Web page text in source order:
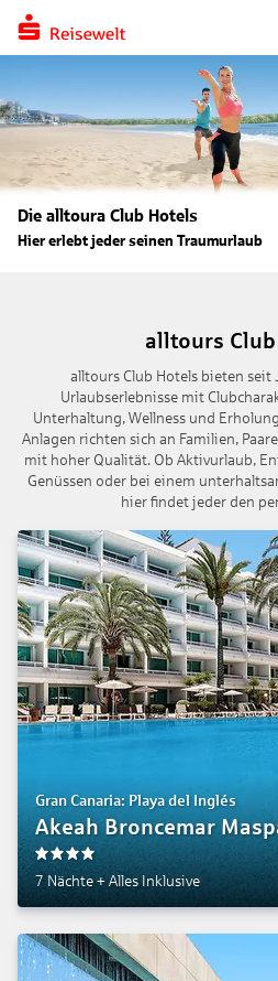
Die alltoura Club Hotels
Hier erlebt jeder seinen Traumurlaub
alltours
alltours Club Hotels bieten seit
Urlaubserlebnisse mit
Unterhaltung, Wellness und
Anlagen richten sich an Familien,
mit hoher Qualität. Ob Aktivurlaub,
Genüssen oder bei einem
hier findet jeder den
Gran Canaria: Playa del Inglés
Akeah Broncemar
4
7 Nächte+Alles Inklusive